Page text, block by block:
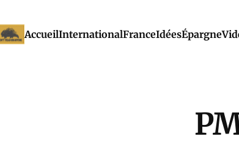
AccueilInternationalFranceIdéesÉpargne